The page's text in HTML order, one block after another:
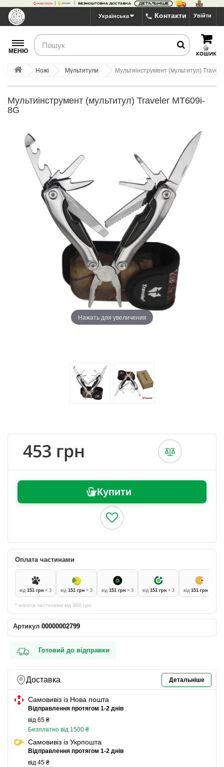
Увійти
Контакти
Українська
КОШИК
МЕНЮ
Ножі Мультитули Мультиінструмент (мультитул)
Мультиінструмент (мультитул) Traveler MT609i-
8G
Нажать для увеличения
453 грн
Купити
Оплата частинами
від 151 грн × 3 від 151 грн × 3 від 151 грн × 3 від 151 грн × 3 від 151 грн
* оплата частинами від 300 грн
Артикул 00000002799
Готовий до відправки
Доставка Детальніше
Самовивіз із Нова пошта
Відправлення протягом 1-2 днів
від 65 ₴
Безплатно від 1500 ₴
Самовивіз із Укрпошта
Відправлення протягом 1-2 днів
від 45 ₴